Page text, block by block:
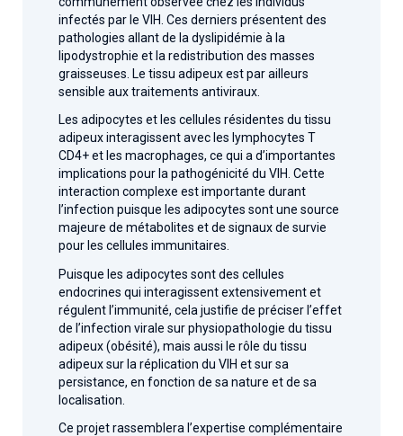
infectés par le VIH. Ces derniers présentent des
pathologies allant de la dyslipidémie à la
lipodystrophie et la redistribution des masses
graisseuses. Le tissu adipeux est par ailleurs
sensible aux traitements antiviraux.
Les adipocytes et les cellules résidentes du tissu
adipeux interagissent avec les lymphocytes T
CD4+ et les macrophages, ce qui a d’importantes
implications pour la pathogénicité du VIH. Cette
interaction complexe est importante durant
l’infection puisque les adipocytes sont une source
majeure de métabolites et de signaux de survie
pour les cellules immunitaires.
Puisque les adipocytes sont des cellules
endocrines qui interagissent extensivement et
régulent l’immunité, cela justifie de préciser l’effet
de l’infection virale sur physiopathologie du tissu
adipeux (obésité), mais aussi le rôle du tissu
adipeux sur la réplication du VIH et sur sa
persistance, en fonction de sa nature et de sa
localisation.
Ce projet rassemblera l’expertise complémentaire